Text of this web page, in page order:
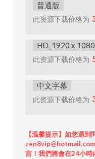
普通版
此资源下载价格为
HD_1920 x 1080
此资源下载价格为
中文字幕
此资源下载价格为
【温馨提示】如您遇到
言！我們將會在24小時